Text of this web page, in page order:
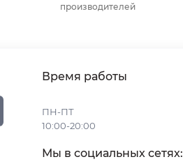
производителей
Время работы
ПН-ПТ
10:00-20:00
Мы в социальных сетях: